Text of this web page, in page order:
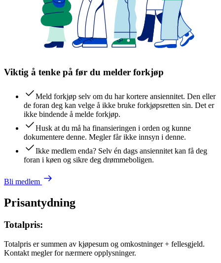
Viktig å tenke på før du melder forkjøp
Meld forkjøp selv om du har kortere ansiennitet. Den eller
de foran deg kan velge å ikke bruke forkjøpsretten sin. Det er
ikke bindende å melde forkjøp.
Husk at du må ha finansieringen i orden og kunne
dokumentere denne. Megler får ikke innsyn i denne.
Ikke medlem enda? Selv én dags ansiennitet kan få deg
foran i køen og sikre deg drømmeboligen.
Bli medlem
Prisantydning
Totalpris:
Totalpris er summen av kjøpesum og omkostninger + fellesgjeld.
Kontakt megler for nærmere opplysninger.